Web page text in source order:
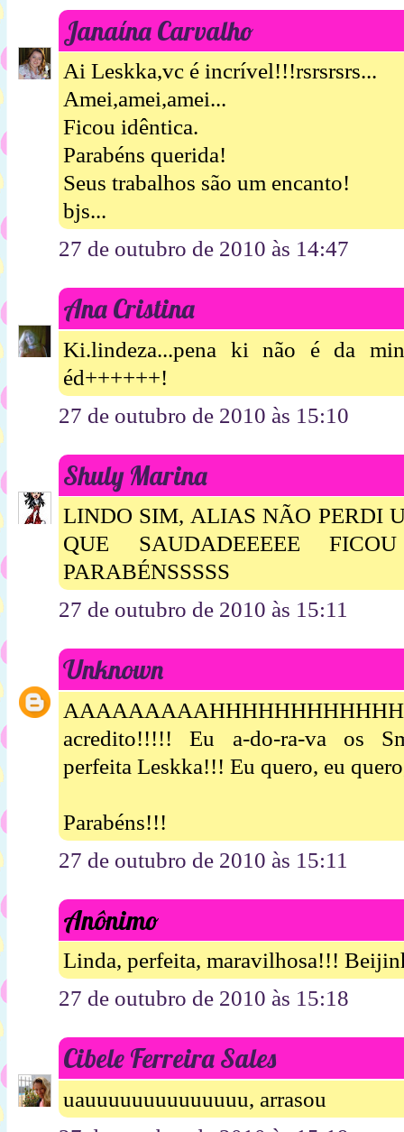
Janaína Carvalho
Ai Leskka,vc é incrível!!!rsrsrsrs...
Amei,amei,amei...
Ficou idêntica.
Parabéns querida!
Seus trabalhos são um encanto!
bjs...
27 de outubro de 2010 às 14:47
Ana Cristina
Ki.lindeza...pena ki não é da
éd++++++!
27 de outubro de 2010 às 15:10
Shuly Marina
LINDO SIM, ALIAS NÃO PERDI
QUE SAUDADEEEEE
PARABÉNSSSSS
27 de outubro de 2010 às 15:11
Unknown
acredito!!!!! Eu a-do-ra-va os
perfeita Leskka!!! Eu quero, eu
Parabéns!!!
27 de outubro de 2010 às 15:11
Anônimo
Linda, perfeita, maravilhosa!!!
27 de outubro de 2010 às 15:18
Cibele Ferreira Sales
uauuuuuuuuuuuuuu, arrasou